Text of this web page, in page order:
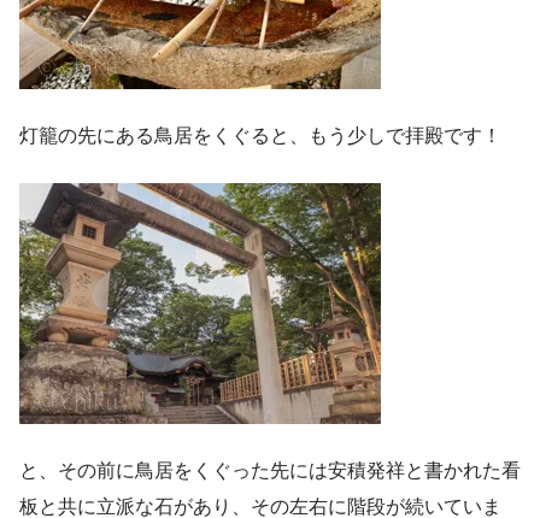
灯籠の先にある鳥居をくぐると、もう少しで拝殿です！
と、その前に鳥居をくぐった先には安積発祥と書かれた看
板と共に立派な石があり、その左右に階段が続いていま